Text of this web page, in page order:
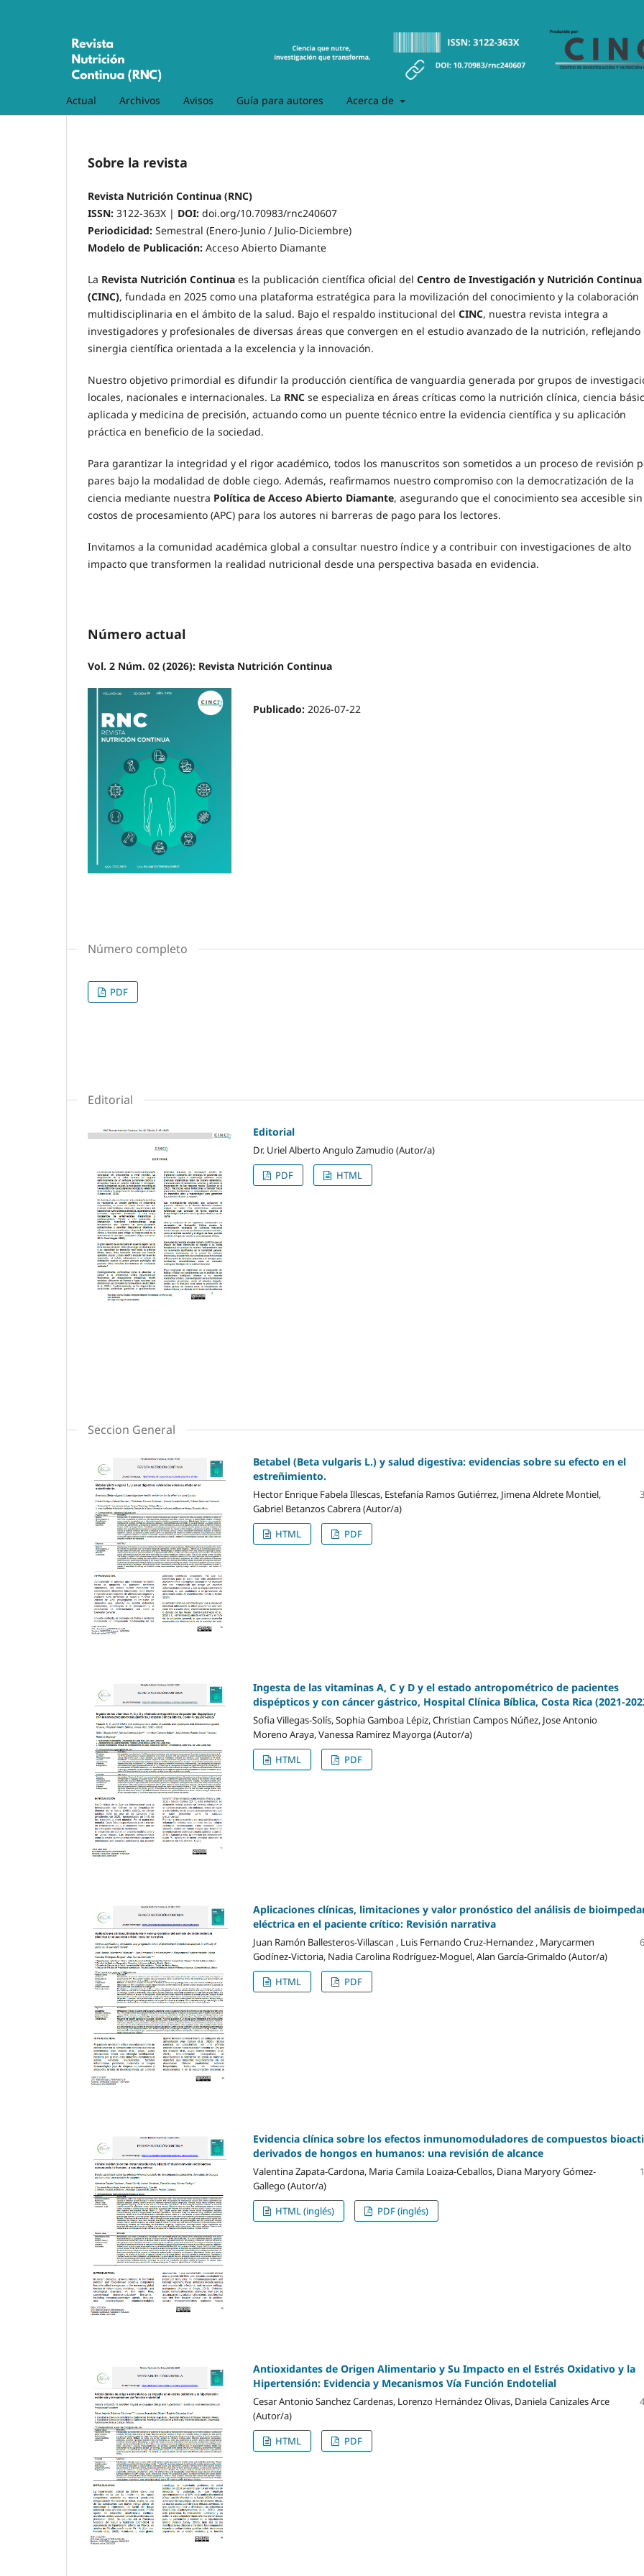
Actual Archivos Avisos Guía para autores Acerca de
Sobre la revista
Revista Nutrición Continua (RNC)
ISSN: 3122-363X | DOI: doi.org/10.70983/rnc240607
Periodicidad: Semestral (Enero-Junio / Julio-Diciembre)
Modelo de Publicación: Acceso Abierto Diamante
La Revista Nutrición Continua es la publicación científica oficial del Centro de Investigación y Nutrición Continua
(CINC), fundada en 2025 como una plataforma estratégica para la movilización del conocimiento y la colaboración
multidisciplinaria en el ámbito de la salud. Bajo el respaldo institucional del CINC, nuestra revista integra a
investigadores y profesionales de diversas áreas que convergen en el estudio avanzado de la nutrición, reflejando
sinergia científica orientada a la excelencia y la innovación.
Nuestro objetivo primordial es difundir la producción científica de vanguardia generada por grupos de
locales, nacionales e internacionales. La RNC se especializa en áreas críticas como la nutrición clínica, ciencia
aplicada y medicina de precisión, actuando como un puente técnico entre la evidencia científica y su aplicación
práctica en beneficio de la sociedad.
Para garantizar la integridad y el rigor académico, todos los manuscritos son sometidos a un proceso de revisión
pares bajo la modalidad de doble ciego. Además, reafirmamos nuestro compromiso con la democratización de la
ciencia mediante nuestra Política de Acceso Abierto Diamante, asegurando que el conocimiento sea accesible sin
costos de procesamiento (APC) para los autores ni barreras de pago para los lectores.
Invitamos a la comunidad académica global a consultar nuestro índice y a contribuir con investigaciones de alto
impacto que transformen la realidad nutricional desde una perspectiva basada en evidencia.
Número actual
Vol. 2 Núm. 02 (2026): Revista Nutrición Continua
Publicado: 2026-07-22
Número completo
PDF
Editorial
Editorial
Dr. Uriel Alberto Angulo Zamudio (Autor/a)
PDF
HTML
Seccion General
Betabel (Beta vulgaris L.) y salud digestiva: evidencias sobre su efecto en el
estreñimiento.
Hector Enrique Fabela Illescas, Estefanía Ramos Gutiérrez, Jimena Aldrete Montiel,
Gabriel Betanzos Cabrera (Autor/a)
HTML PDF
Ingesta de las vitaminas A, C y D y el estado antropométrico de pacientes
dispépticos y con cáncer gástrico, Hospital Clínica Bíblica, Costa Rica (2021-
Sofia Villegas-Solís, Sophia Gamboa Lépiz, Christian Campos Núñez, Jose Antonio
Moreno Araya, Vanessa Ramírez Mayorga (Autor/a)
HTML PDF
Aplicaciones clínicas, limitaciones y valor pronóstico del análisis de
eléctrica en el paciente crítico: Revisión narrativa
Juan Ramón Ballesteros-Villascan , Luis Fernando Cruz-Hernandez , Marycarmen
Godínez-Victoria, Nadia Carolina Rodríguez-Moguel, Alan García-Grimaldo (Autor/a)
HTML PDF
Evidencia clínica sobre los efectos inmunomoduladores de compuestos
derivados de hongos en humanos: una revisión de alcance
Valentina Zapata-Cardona, Maria Camila Loaiza-Ceballos, Diana Maryory Gómez-
Gallego (Autor/a)
HTML (inglés) PDF (inglés)
Antioxidantes de Origen Alimentario y Su Impacto en el Estrés Oxidativo y la
Hipertensión: Evidencia y Mecanismos Vía Función Endotelial
Cesar Antonio Sanchez Cardenas, Lorenzo Hernández Olivas, Daniela Canizales Arce
(Autor/a)
HTML PDF